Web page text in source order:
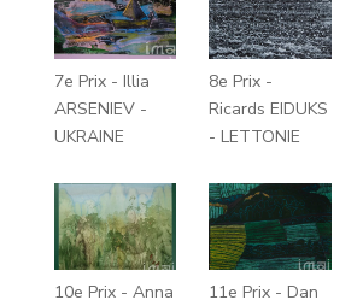
7e Prix - Illia
ARSENIEV -
UKRAINE
8e Prix -
Ricards EIDUKS
- LETTONIE
10e Prix - Anna
11e Prix - Dan